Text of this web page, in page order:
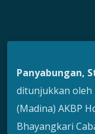
Panyabungan,
ditunjukkan oleh
(Madina) AKBP
Bhayangkari